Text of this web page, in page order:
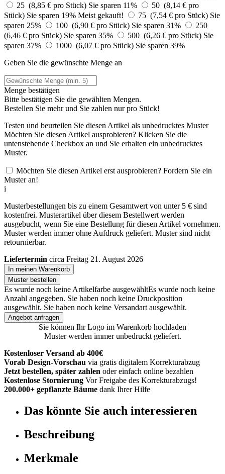
25 (8,85 € pro Stück) Sie sparen 11%
50 (8,14 € pro
Stück) Sie sparen 19% Meist gekauft! 75 (7,54 € pro Stück) Sie
sparen 25%
100 (6,90 € pro Stück) Sie sparen 31%
250
(6,46 € pro Stück) Sie sparen 35% 500 (6,26 € pro Stück) Sie
sparen 37%
1000 (6,07 € pro Stück) Sie sparen 39%
Geben Sie die gewünschte Menge an
Menge bestätigen
Bitte bestätigen Sie die gewählten Mengen.
Bestellen Sie mehr und Sie zahlen nurpro Stück!
Testen und beurteilen Sie diesen Artikel als unbedrucktes Muster
Möchten Sie diesen Artikel ausprobieren? Klicken Sie die
untenstehende Checkbox an und Sie erhalten ein unbedrucktes
Muster.
Möchten Sie diesen Artikel erst ausprobieren? Fordern Sie ein
Muster an!
i
Musterbestellungen bis zu einem Gesamtwert von unter 5 € sind
kostenfrei. Musterartikel über diesem Bestellwert werden
ausgebucht, wenn Sie eine Bestellung für diesen Artikel vornehmen.
Muster werden immer ohne Aufdruck geliefert. Muster sind nicht
retournierbar.
Liefertermin circa Freitag 21. August 2026
In meinen Warenkorb
Muster bestellen
Es wurde noch keine Artikelfarbe ausgewähltEs wurde noch keine
Anzahl angegeben. Sie haben noch keine Druckposition
ausgewählt. Sie haben noch keine Versandart ausgewählt.
Angebot anfragen
Sie können Ihr Logo im Warenkorb hochladen
Muster werden immer unbedruckt geliefert.
Kostenloser Versand ab 400€
Vorab Design-Vorschau via gratis digitalem Korrekturabzug
Jetzt bestellen, später zahlen oder einfach online bezahlen
Kostenlose Stornierung Vor Freigabe des Korrekturabzugs!
200.000+ gepflanzte Bäume dank Ihrer Hilfe
Das könnte Sie auch interessieren
Beschreibung
Merkmale